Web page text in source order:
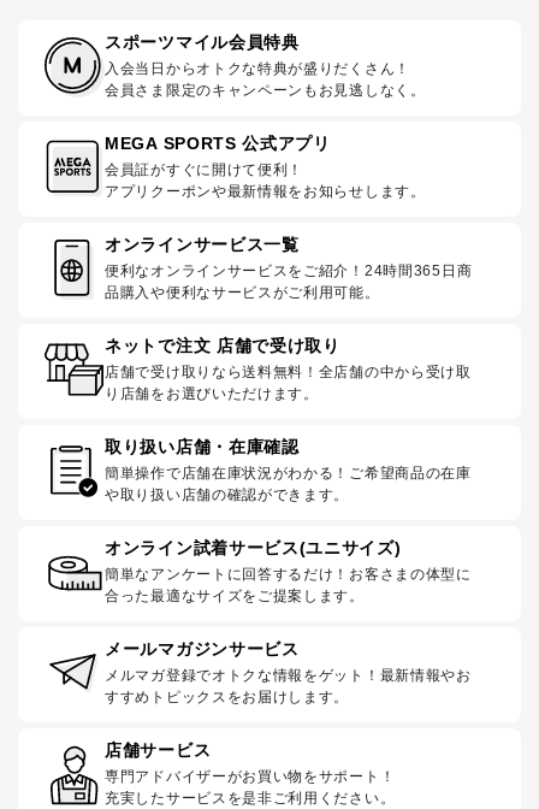
スポーツマイル会員特典
入会当日からオトクな特典が盛りだくさん！
会員さま限定のキャンペーンもお見逃しなく。
MEGA SPORTS 公式アプリ
会員証がすぐに開けて便利！
アプリクーポンや最新情報をお知らせします。
オンラインサービス一覧
便利なオンラインサービスをご紹介！24時間365日商
品購入や便利なサービスがご利用可能。
ネットで注文 店舗で受け取り
店舗で受け取りなら送料無料！全店舗の中から受け取
り店舗をお選びいただけます。
取り扱い店舗・在庫確認
簡単操作で店舗在庫状況がわかる！ご希望商品の在庫
や取り扱い店舗の確認ができます。
オンライン試着サービス(ユニサイズ)
簡単なアンケートに回答するだけ！お客さまの体型に
合った最適なサイズをご提案します。
メールマガジンサービス
メルマガ登録でオトクな情報をゲット！最新情報やお
すすめトピックスをお届けします。
店舗サービス
専門アドバイザーがお買い物をサポート！
充実したサービスを是非ご利用ください。